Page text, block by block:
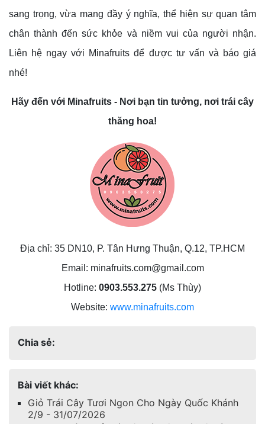
sang trọng, vừa mang đầy ý nghĩa, thể hiện sự quan tâm
chân thành đến sức khỏe và niềm vui của người nhận.
Liên hệ ngay với Minafruits để được tư vấn và báo giá
nhé!
Hãy đến với Minafruits - Nơi bạn tin tưởng, nơi trái cây
thăng hoa!
Địa chỉ: 35 DN10, P. Tân Hưng Thuận, Q.12, TP.HCM
Email: minafruits.com@gmail.com
Hotline: 0903.553.275 (Ms Thùy)
Website: www.minafruits.com
Chia sẻ:
Bài viết khác:
Giỏ Trái Cây Tươi Ngon Cho Ngày Quốc Khánh
2/9 - 31/07/2026